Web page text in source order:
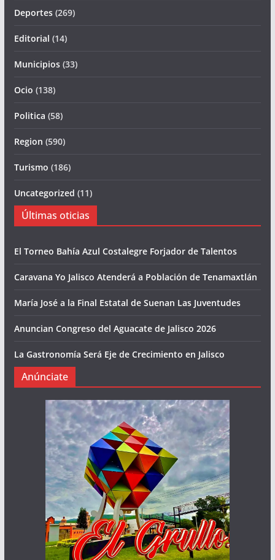
Deportes(269)
Editorial (14)
Municipios(33)
Ocio (138)
Politica (58)
Region (590)
Turismo (186)
Uncategorized (11)
Últimas oticias
El Torneo Bahía Azul Costalegre Forjador de Talentos
Caravana Yo Jalisco Atenderá a Población de Tenamaxtlán
María José a la Final Estatal de Suenan Las Juventudes
Anuncian Congreso del Aguacate de Jalisco 2026
La Gastronomía Será Eje de Crecimiento en Jalisco
Anúnciate